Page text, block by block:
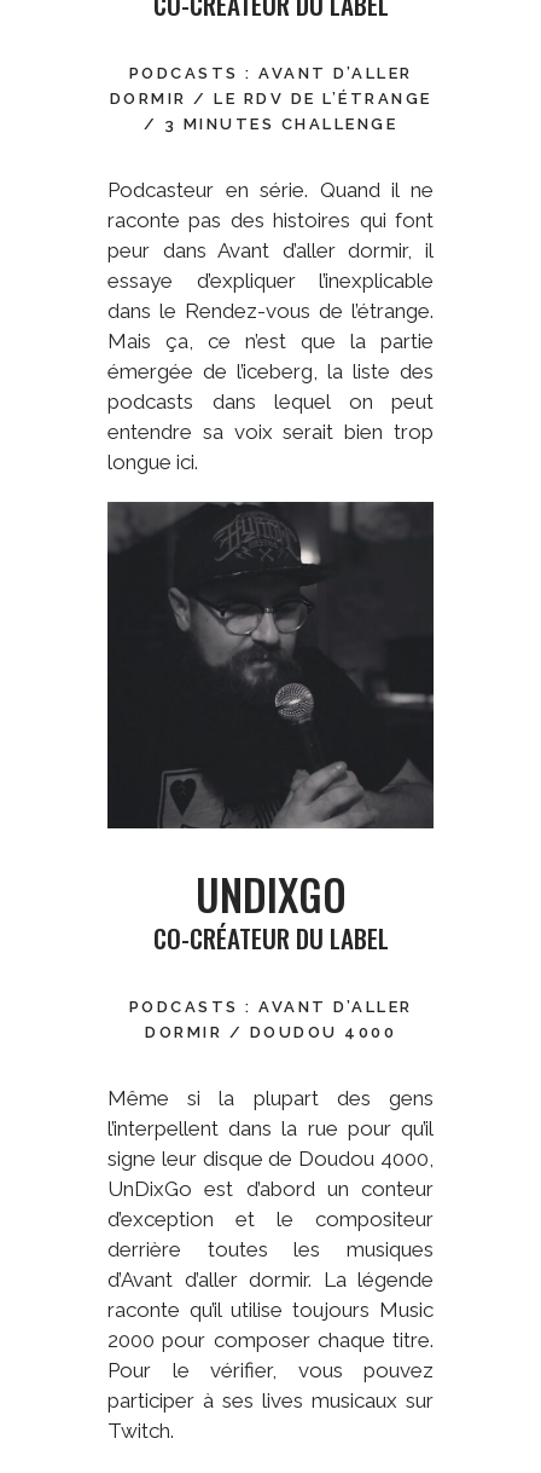
PODCASTS : AVANT D’ALLER
DORMIR / LE RDV DE L’ÉTRANGE
/ 3 MINUTES CHALLENGE
Podcasteur en série. Quand il ne
raconte pas des histoires qui font
peur dans Avant d’aller dormir, il
essaye d’expliquer l’inexplicable
dans le Rendez-vous de l’étrange.
Mais ça, ce n’est que la partie
émergée de l’iceberg, la liste des
podcasts dans lequel on peut
entendre sa voix serait bien trop
longue ici.
UNDIXGO
CO-CRÉATEUR DU LABEL
PODCASTS : AVANT D’ALLER
DORMIR / DOUDOU 4000
Même si la plupart des gens
l’interpellent dans la rue pour qu’il
signe leur disque de Doudou 4000,
UnDixGo est d’abord un conteur
d’exception et le compositeur
derrière toutes les musiques
d’Avant d’aller dormir. La légende
raconte qu’il utilise toujours Music
2000 pour composer chaque titre.
Pour le vérifier, vous pouvez
participer à ses lives musicaux sur
Twitch.